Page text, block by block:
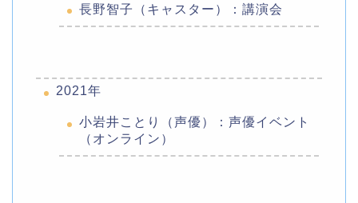
長野智子（キャスター）：講演会
2021年
小岩井ことり（声優）：声優イベント
（オンライン）